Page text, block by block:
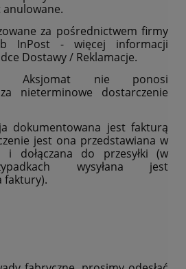
za pośrednictwem firmy
InPost - więcej informacji
Dostawy / Reklamacje.
Aksjomat nie ponosi
nieterminowe dostarczenie
dokumentowana jest fakturą
jest ona przedstawiana w
i dołączana do przesyłki (w
wysyłana jest
faktury).